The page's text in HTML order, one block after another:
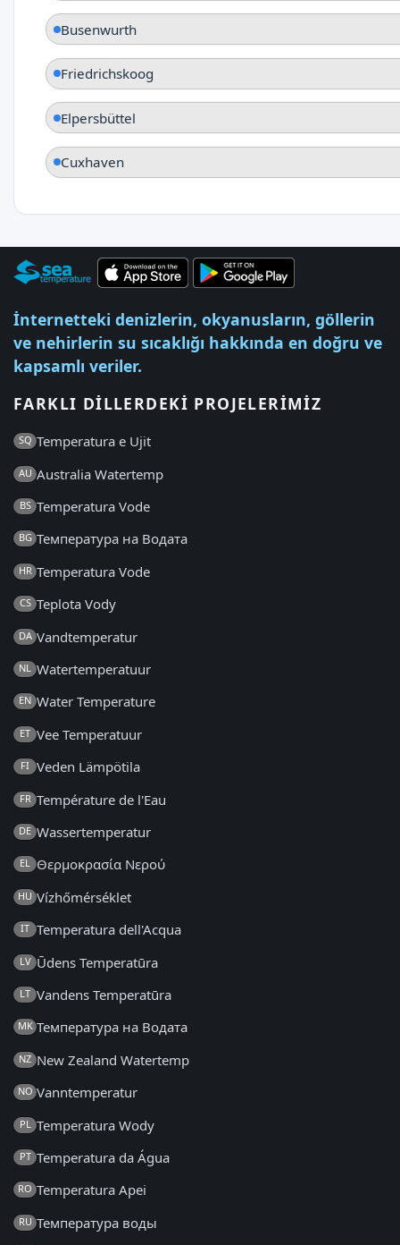
Busenwurth
Friedrichskoog
Elpersbüttel
Cuxhaven
İnternetteki denizlerin, okyanusların, göllerin
ve nehirlerin su sıcaklığı hakkında en doğru ve
kapsamlı veriler.
FARKLI DILLERDEKI PROJELERIMIZ
SQ Temperatura e Ujit
AU Australia Watertemp
BS Temperatura Vode
BG Температура на Водата
HR Temperatura Vode
CS Teplota Vody
DA Vandtemperatur
NL Watertemperatuur
EN Water Temperature
ET Vee Temperatuur
FI Veden Lämpötila
FR Température de l'Eau
DE Wassertemperatur
EL Θερμοκρασία Νερού
HU Vízhőmérséklet
IT Temperatura dell'Acqua
LV Ūdens Temperatūra
LT Vandens Temperatūra
MK Температура на Водата
NZ New Zealand Watertemp
NO Vanntemperatur
PL Temperatura Wody
PT Temperatura da Água
RO Temperatura Apei
RU Температура воды